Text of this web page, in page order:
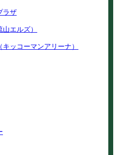
ラザ
エルズ）
ッコーマンアリーナ）